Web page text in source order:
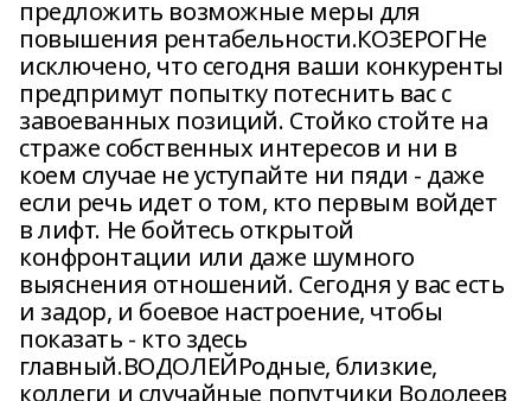
предложить возможные меры для
повышения рентабельности.КОЗЕРОГНе
исключено, что сегодня ваши конкуренты
предпримут попытку потеснить вас с
завоеванных позиций. Стойко стойте на
страже собственных интересов и ни в
коем случае не уступайте ни пяди - даже
если речь идет о том, кто первым войдет
в лифт. Не бойтесь открытой
конфронтации или даже шумного
выяснения отношений. Сегодня у вас есть
и задор, и боевое настроение, чтобы
показать - кто здесь
главный.ВОДОЛЕЙРодные, близкие,
коллеги и случайные попутчики Водолеев